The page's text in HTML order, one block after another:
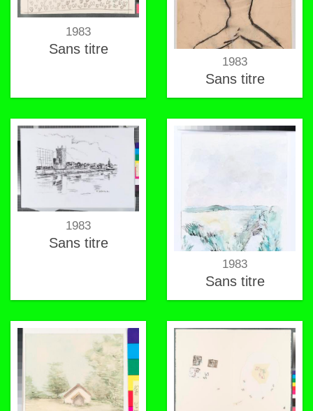
1983
Sans titre
1983
Sans titre
1983
Sans titre
1983
Sans titre